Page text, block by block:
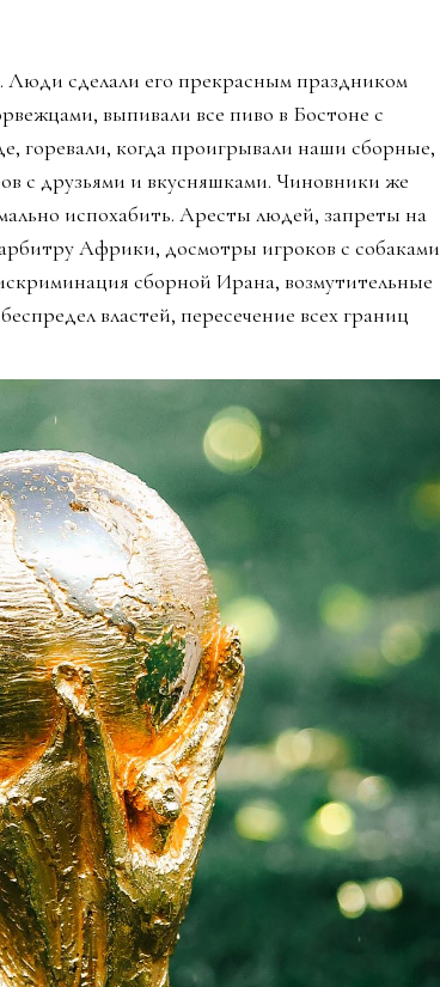
сделали его прекрасным праздником
выпивали все пиво в Бостоне с
горевали, когда проигрывали наши сборные,
с друзьями и вкусняшками. Чиновники же
испохабить. Аресты людей, запреты на
Африки, досмотры игроков с собаками
сборной Ирана, возмутительные
властей, пересечение всех границ